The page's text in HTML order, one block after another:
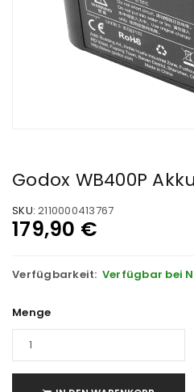
Godox WB400P
SKU: 2110000413767
179,90 €
Verfügbarkeit: Verfügbar bei
Menge